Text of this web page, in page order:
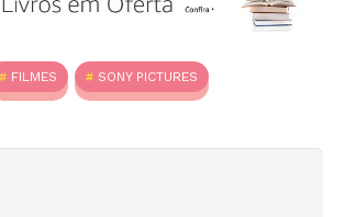
FILMES SONY PICTURES